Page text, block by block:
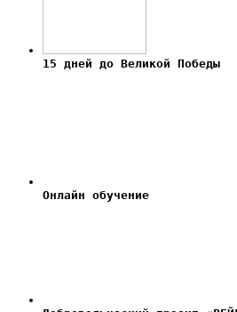
15 дней до Великой Победы
Онлайн обучение